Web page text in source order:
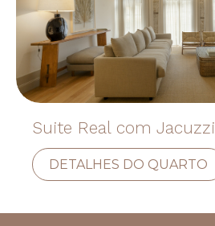
Suite Real com Jacuzzi
DETALHES DO QUARTO